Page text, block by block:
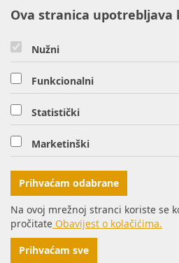
KUPCI
CIJENE PLINA I
HEP PLIN d.o.o. - član HEP
Osijek
tel: 0800 8813, fax:
© Copyright 2016.
Ova stranica upotrebljava
Nužni
Funkcionalni
Statistički
Marketinški
Prihvaćam odabrane
Na ovoj mrežnoj stranci koriste se
pročitate Obavijest o kolačićima.
Prihvaćam sve